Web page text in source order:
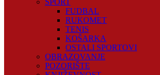
SPORT
FUDBAL
RUKOMET
TENIS
KOŠARKA
OSTALI SPORTOVI
OBRAZOVANJE
POZORIŠTE